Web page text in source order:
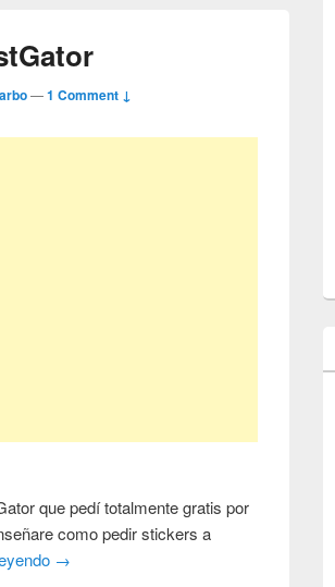
—1 Comment ↓
que pedí totalmente gratis por
como pedir stickers a
→